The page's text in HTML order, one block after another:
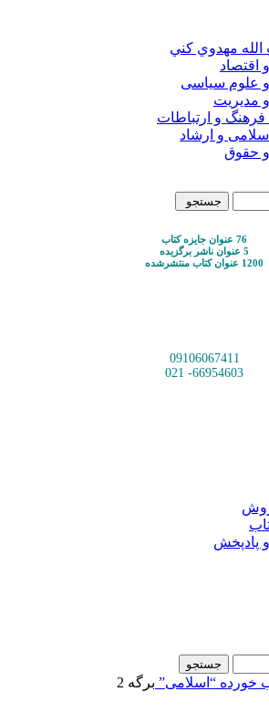
الله مهدوي كني
اقتصاد
علوم سیاسی
مدیریت
و ارتباطات
و ارشاد
حقوق
جستجو
76 عنوان جایزه کتاب
5 عنوان ناشر برگزیده
1200 عنوان کتاب منتشرشده
09106067411
66954603- 021
پادپخش
جستجو
“اسلامی” برگه 2